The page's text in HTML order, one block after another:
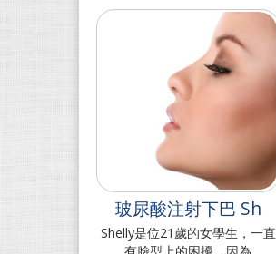
玻尿酸注射下巴 Sh
Shelly是位21歲的女學生，一直